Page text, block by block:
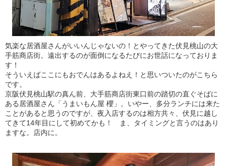
気楽な居酒屋さんがいいんじゃないの！とやってきた伏見桃山の大
手筋商店街。遠出するのが面倒になるたびにお世話になっておりま
す！
そういえばここにもおでんはあるよねえ！と思いついたのがこちら
です。
京阪伏見桃山駅の真ん前、大手筋商店街東口前の踏切の直ぐそばに
ある居酒屋さん「うまいもん屋 櫻」。いやー、多分ランチには来た
ことがあると思うのですが、夜入店するのは相方共々、伏見に越し
てきて14年目にして初めてかも！ ま、タイミングと言うのはあり
ますな。店内に。